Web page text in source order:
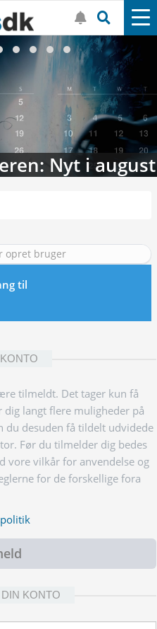
Nyt i august
opret bruger
til
tilmeldt. Det tager kun få
dig langt flere muligheder på
du desuden få tildelt udvidede
Før du tilmelder dig bedes
vore vilkår for anvendelse og
for de forskellige fora
KONTO